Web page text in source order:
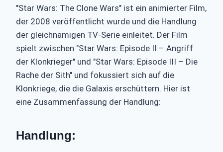
"Star Wars: The Clone Wars" ist ein animierter Film,
der 2008 veröffentlicht wurde und die Handlung
der gleichnamigen TV-Serie einleitet. Der Film
spielt zwischen "Star Wars: Episode II – Angriff
der Klonkrieger" und "Star Wars: Episode III – Die
Rache der Sith" und fokussiert sich auf die
Klonkriege, die die Galaxis erschüttern. Hier ist
eine Zusammenfassung der Handlung:
Handlung: